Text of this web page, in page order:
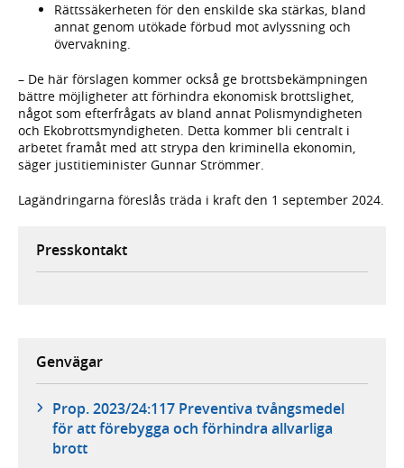
Rättssäkerheten för den enskilde ska stärkas, bland
annat genom utökade förbud mot avlyssning och
övervakning.
– De här förslagen kommer också ge brottsbekämpningen
bättre möjligheter att förhindra ekonomisk brottslighet,
något som efterfrågats av bland annat Polismyndigheten
och Ekobrottsmyndigheten. Detta kommer bli centralt i
arbetet framåt med att strypa den kriminella ekonomin,
säger justitieminister Gunnar Strömmer.
Lagändringarna föreslås träda i kraft den 1 september 2024.
Presskontakt
Genvägar
Prop. 2023/24:117 Preventiva tvångsmedel
för att förebygga och förhindra allvarliga
brott